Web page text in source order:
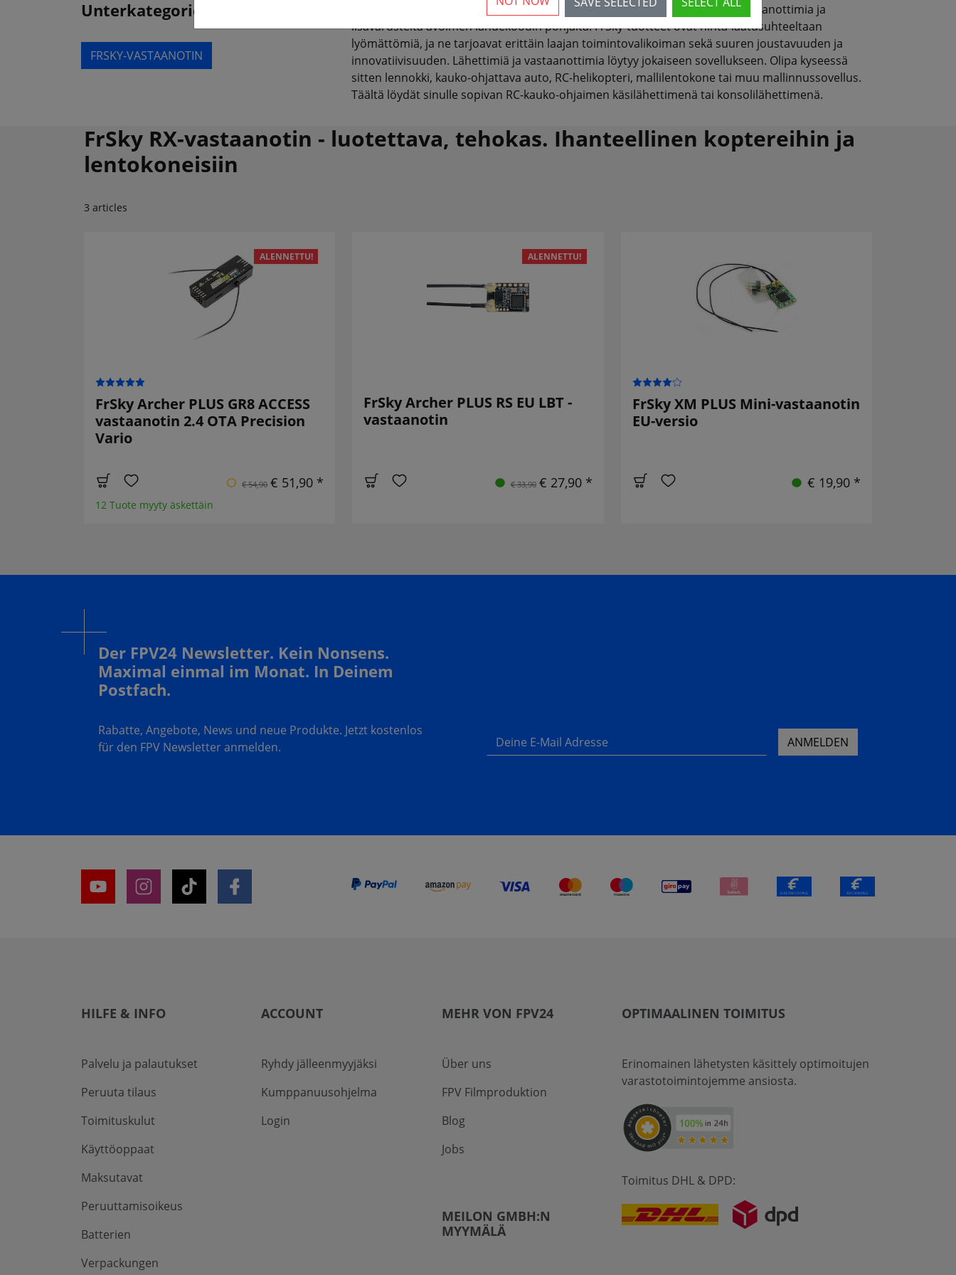
Unterkategorien
FRSKY-VASTAANOTIN
FrSky on innovatiivinen yritys, joka kehittää ja valmistaa kaukosäätimiä, vastaanottimia ja
lisävarusteita avoimen lähdekoodin pohjalta. FrSky-tuotteet ovat hinta-laatusuhteeltaan
lyömättömiä, ja ne tarjoavat erittäin laajan toimintovalikoiman sekä suuren joustavuuden ja
innovatiivisuuden. Lähettimiä ja vastaanottimia löytyy jokaiseen sovellukseen. Olipa kyseessä
sitten lennokki, kauko-ohjattava auto, RC-helikopteri, mallilentokone tai muu mallinnussovellus.
Täältä löydät sinulle sopivan RC-kauko-ohjaimen käsilähettimenä tai konsolilähettimenä.
FrSky RX-vastaanotin - luotettava, tehokas. Ihanteellinen koptereihin ja
lentokoneisiin
3 articles
ALENNETTU!
FrSky Archer PLUS GR8 ACCESS
vastaanotin 2.4 OTA Precision
Vario
€ 54,90 € 51,90 *
12 Tuote myyty äskettäin
ALENNETTU!
FrSky Archer PLUS RS EU LBT -
vastaanotin
€ 33,90 € 27,90 *
FrSky XM PLUS Mini-vastaanotin
EU-versio
€ 19,90 *
Der FPV24 Newsletter. Kein Nonsens.
Maximal einmal im Monat. In Deinem
Postfach.
Rabatte, Angebote, News und neue Produkte. Jetzt kostenlos
für den FPV Newsletter anmelden.
Deine E-Mail Adresse ANMELDEN
HILFE & INFO
Palvelu ja palautukset
Peruuta tilaus
Toimituskulut
Käyttöoppaat
Maksutavat
Peruuttamisoikeus
Batterien
Verpackungen
ACCOUNT
Ryhdy jälleenmyyjäksi
Kumppanuusohjelma
Login
MEHR VON FPV24
Über uns
FPV Filmproduktion
Blog
Jobs
MEILON GMBH:N
MYYMÄLÄ
OPTIMAALINEN TOIMITUS
Erinomainen lähetysten käsittely optimoitujen
varastotoimintojemme ansiosta.
Toimitus DHL & DPD: